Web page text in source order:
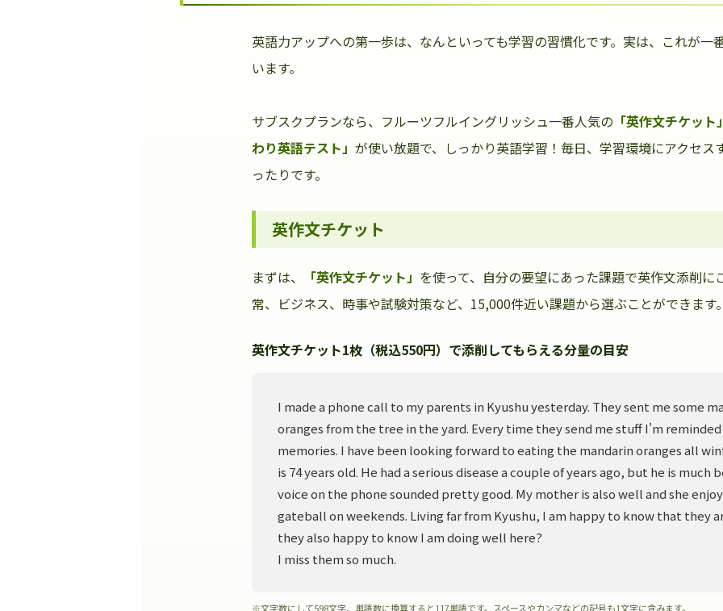
英語力アップへの第一歩は、なんといっても学習の習慣化です。実は、これが一
います。
サブスクプランなら、フルーツフルイングリッシュ一番人気の 「英作文チケット
わり英語テスト」 が使い放題で、しっかり英語学習！毎日、学習環境にアクセス
ったりです。
英作文チケット
まずは、 「英作文チケット」 を使って、自分の要望にあった課題で英作文添削に
常、ビジネス、時事や試験対策など、15,000件近い課題から選ぶことができます
英作文チケット1枚（税込550円）で添削してもらえる分量の目安
I made a phone call to my parents in Kyushu yesterday. They sent me some
oranges from the tree in the yard. Every time they send me stuff I'm
memories. I have been looking forward to eating the mandarin oranges all
is 74 years old. He had a serious disease a couple of years ago, but he is much
voice on the phone sounded pretty good. My mother is also well and she
gateball on weekends. Living far from Kyushu, I am happy to know that they
they also happy to know I am doing well here?
I miss them so much.
※文字数にして598文字、単語数に換算すると117単語です。スペースやカンマなどの記号も1文字に含みます。